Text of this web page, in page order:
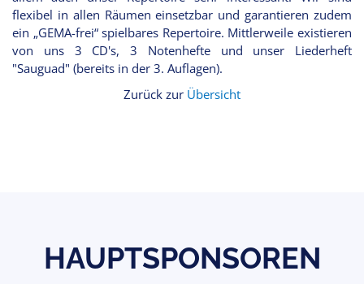
flexibel in allen Räumen einsetzbar und garantieren zudem
ein „GEMA-frei“ spielbares Repertoire. Mittlerweile existieren
von uns 3 CD's, 3 Notenhefte und unser Liederheft
"Sauguad" (bereits in der 3. Auflagen).
Zurück zur Übersicht
HAUPTSPONSOREN